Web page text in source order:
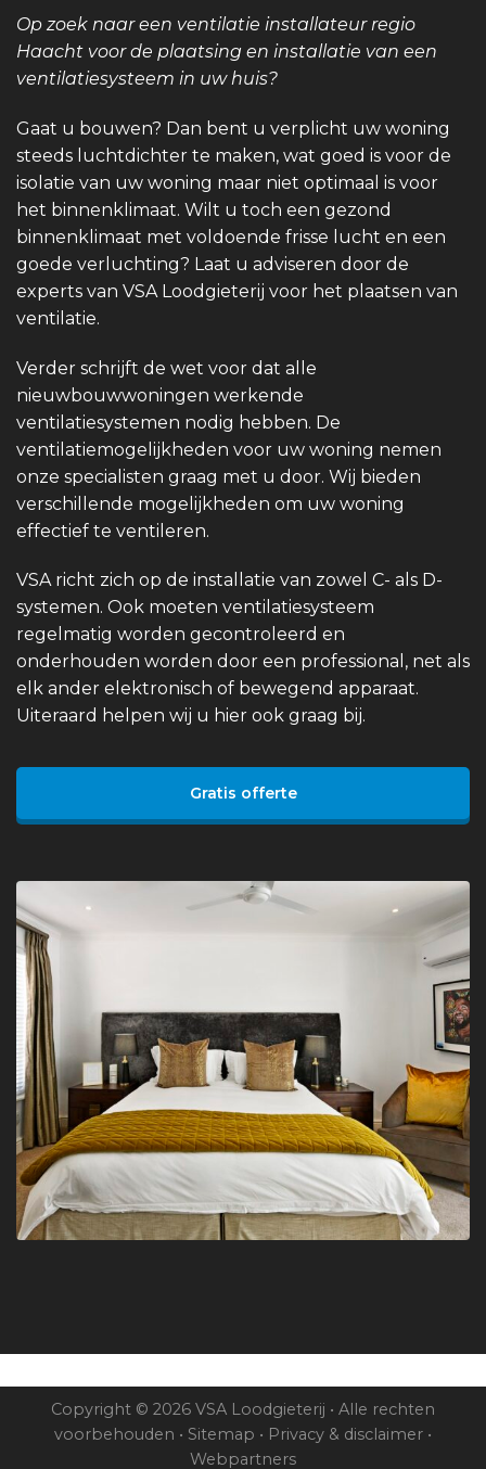
Op zoek naar een ventilatie installateur regio
Haacht voor de plaatsing en installatie van een
ventilatiesysteem in uw huis?
Gaat u bouwen? Dan bent u verplicht uw woning
steeds luchtdichter te maken, wat goed is voor de
isolatie van uw woning maar niet optimaal is voor
het binnenklimaat. Wilt u toch een gezond
binnenklimaat met voldoende frisse lucht en een
goede verluchting? Laat u adviseren door de
experts van VSA Loodgieterij voor het plaatsen van
ventilatie.
Verder schrijft de wet voor dat alle
nieuwbouwwoningen werkende
ventilatiesystemen nodig hebben. De
ventilatiemogelijkheden voor uw woning nemen
onze specialisten graag met u door. Wij bieden
verschillende mogelijkheden om uw woning
effectief te ventileren.
VSA richt zich op de installatie van zowel C- als D-
systemen. Ook moeten ventilatiesysteem
regelmatig worden gecontroleerd en
onderhouden worden door een professional, net als
elk ander elektronisch of bewegend apparaat.
Uiteraard helpen wij u hier ook graag bij.
Gratis offerte
Copyright © 2026 VSA Loodgieterij • Alle rechten
voorbehouden • Sitemap • Privacy & disclaimer •
Webpartners